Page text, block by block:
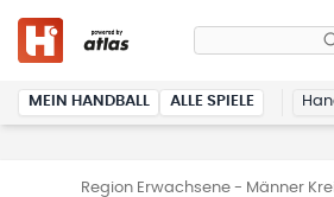
MEIN HANDBALL ALLE SPIELE
Region Erwachsene - Männer